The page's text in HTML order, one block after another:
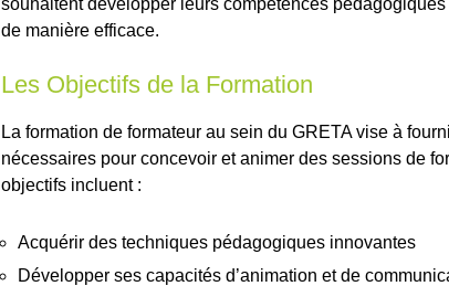
souhaitent développer leurs compétences
de manière efficace.
Les Objectifs de la Formation
La formation de formateur au sein du GRETA vise à
nécessaires pour concevoir et animer des sessions de
objectifs incluent :
Acquérir des techniques pédagogiques innovantes
Développer ses capacités d’animation et de